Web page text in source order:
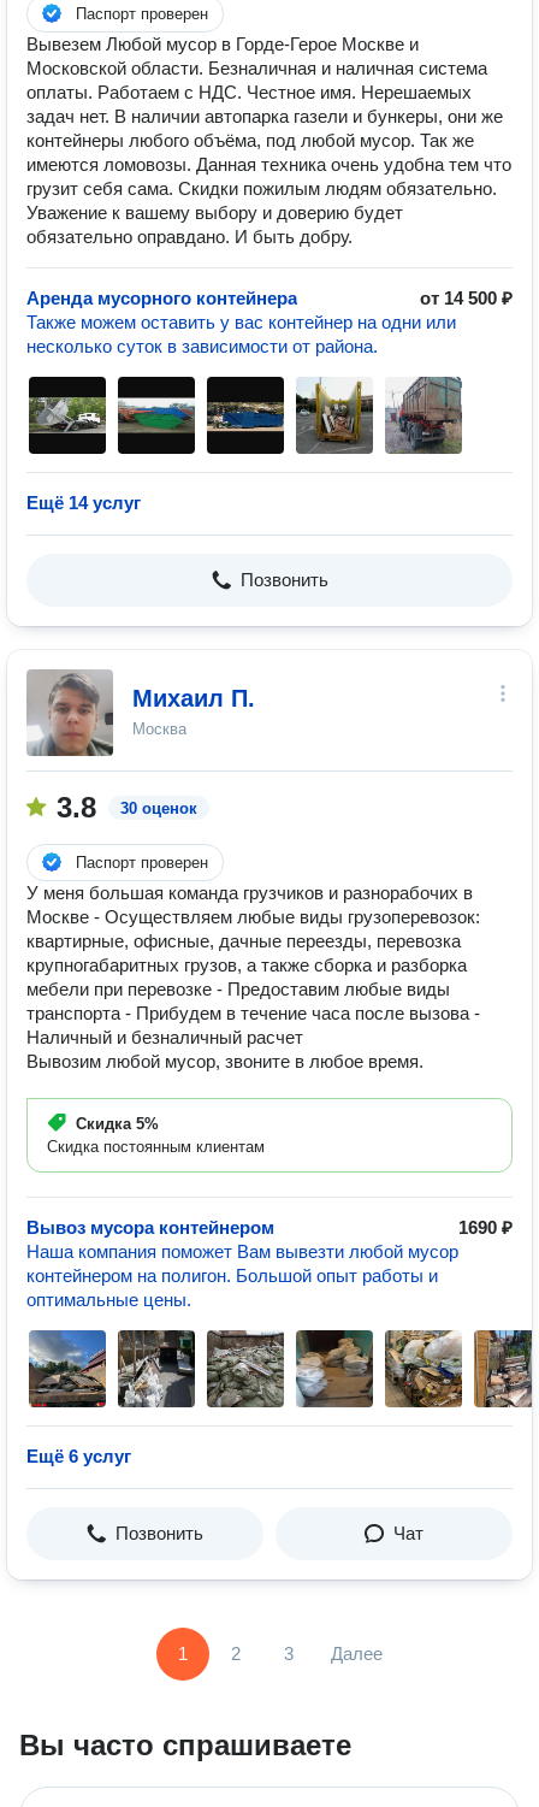
Паспорт проверен
Вывезем Любой мусор в Горде-Герое Москве и
Московской области. Безналичная и наличная система
оплаты. Работаем с НДС. Честное имя. Нерешаемых
задач нет. В наличии автопарка газели и бункеры, они же
контейнеры любого объёма, под любой мусор. Так же
имеются ломовозы. Данная техника очень удобна тем что
грузит себя сама. Скидки пожилым людям обязательно.
Уважение к вашему выбору и доверию будет
обязательно оправдано. И быть добру.
Аренда мусорного контейнера
от 14 500 ₽
Также можем оставить у вас контейнер на одни или
несколько суток в зависимости от района.
Ещё 14 услуг
Позвонить
Михаил П.
Москва
3.8 30 оценок
Паспорт проверен
У меня большая команда грузчиков и разнорабочих в
Москве - Осуществляем любые виды грузоперевозок:
квартирные, офисные, дачные переезды, перевозка
крупногабаритных грузов, а также сборка и разборка
мебели при перевозке - Предоставим любые виды
транспорта - Прибудем в течение часа после вызова -
Наличный и безналичный расчет
Вывозим любой мусор, звоните в любое время.
Скидка 5%
Скидка постоянным клиентам
Вывоз мусора контейнером
1690 ₽
Наша компания поможет Вам вывезти любой мусор
контейнером на полигон. Большой опыт работы и
оптимальные цены.
Ещё 6 услуг
Позвонить Чат
1 2 3 Далее
Вы часто спрашиваете